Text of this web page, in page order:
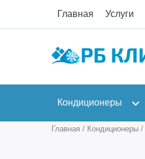
Главная Услуги
Кондиционеры
Главная / Кондиционеры /